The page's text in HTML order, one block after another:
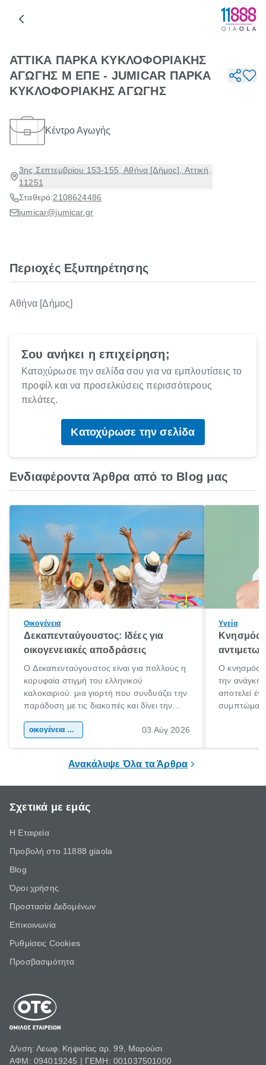
ΑΤΤΙΚΑ ΠΑΡΚΑ ΚΥΚΛΟΦΟΡΙΑΚΗΣ
ΑΓΩΓΗΣ Μ ΕΠΕ - JUMICAR ΠΑΡΚΑ
ΚΥΚΛΟΦΟΡΙΑΚΗΣ ΑΓΩΓΗΣ
Κέντρο Αγωγής
3ης Σεπτεμβρίου 153-155, Αθήνα [Δήμος], Αττική,
11251
Σταθερό:2108624486
jumicar@jumicar.gr
Περιοχές Εξυπηρέτησης
Αθήνα [Δήμος]
Σου ανήκει η επιχείρηση;
Κατοχύρωσε την σελίδα σου για να εμπλουτίσεις το
προφίλ και να προσελκύσεις περισσότερους
πελάτες.
Κατοχύρωσε την σελίδα
Ενδιαφέροντα Άρθρα από το Blog μας
Οικογένεια
Δεκαπενταύγουστος: Ιδέες για
οικογενειακές αποδράσεις
Ο Δεκαπενταύγουστος είναι για πολλούς η
κορυφαία στιγμή του ελληνικού
καλοκαιριού: μια γιορτή που συνδυάζει την
παράδοση με τις διακοπές και δίνει την
χώρας. Είτε πρόκειται για λίγες μέρες
οικογένεια & παιδί 03 Αύγ 2026
Υγεία
Κνησμός:
Ο κνησμός
την ανάγκη
αποτελεί
Ανακάλυψε Όλα τα Άρθρα
Σχετικά με εμάς
Η Εταιρεία
Προβολή στο 11888 giaola
Blog
Όροι χρήσης
Προστασία Δεδομένων
Επικοινωνία
Ρυθμίσεις Cookies
Προσβασιμότητα
Δ/νση: Λεωφ. Κηφισίας αρ. 99, Μαρούσι
ΑΦΜ: 094019245 | ΓΕΜΗ: 001037501000